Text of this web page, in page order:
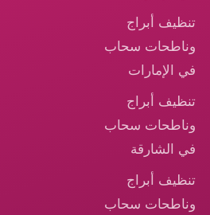
تنظيف أبراج
وناطحات سحاب
في الإمارات
تنظيف أبراج
وناطحات سحاب
في الشارقة
تنظيف أبراج
وناطحات سحاب